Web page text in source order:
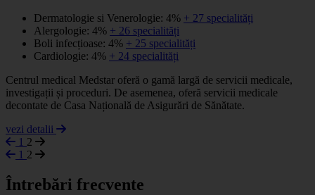
Dermatologie si Venerologie: 4% + 27 specialități
Alergologie: 4% + 26 specialități
Boli infecțioase: 4% + 25 specialități
Cardiologie: 4% + 24 specialități
Centrul medical Medstar oferă o gamă largă de servicii medicale,
investigații și proceduri. De asemenea, oferă servicii medicale
decontate de Casa Națională de Asigurări de Sănătate.
vezi detalii
1 2
1 2
Întrebări frecvente